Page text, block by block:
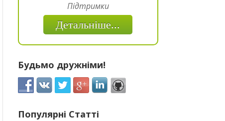
Підтримки
Детальніше...
Будьмо дружніми!
Популярні Статті